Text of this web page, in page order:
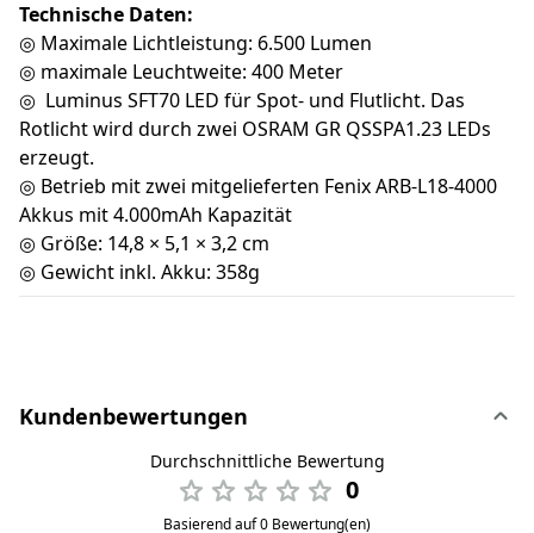
Technische Daten:
◎ Maximale Lichtleistung: 6.500 Lumen
◎ maximale Leuchtweite: 400 Meter
◎ Luminus SFT70 LED für Spot- und Flutlicht. Das
Rotlicht wird durch zwei OSRAM GR QSSPA1.23 LEDs
erzeugt.
◎ Betrieb mit zwei mitgelieferten Fenix ​​ARB-L18-4000
Akkus mit 4.000mAh Kapazität
◎ Größe: 14,8 × 5,1 × 3,2 cm
◎ Gewicht inkl. Akku: 358g
Kundenbewertungen
Durchschnittliche Bewertung
0
Basierend auf 0 Bewertung(en)